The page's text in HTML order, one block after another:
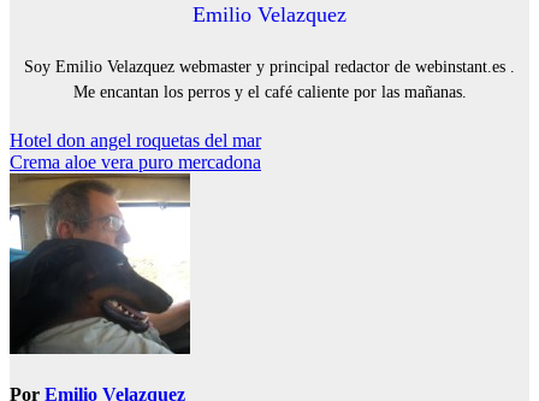
Emilio Velazquez
Soy Emilio Velazquez webmaster y principal redactor de webinstant.es .
Me encantan los perros y el café caliente por las mañanas.
Navegación
de
entradas
Hotel don angel roquetas del mar
Crema aloe vera puro mercadona
Por Emilio Velazquez